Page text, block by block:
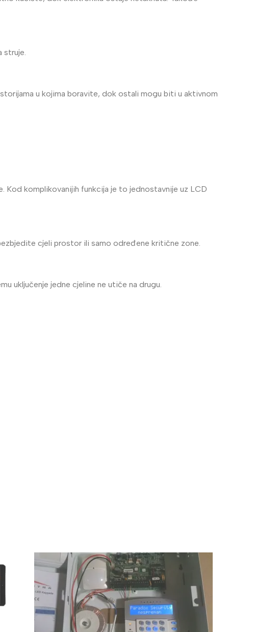
u kojima boravite, dok ostali mogu biti u aktivnom
Kod komplikovanijih funkcija je to jednostavnije uz LCD
cjeli prostor ili samo određene kritične zone.
uključenje jedne cjeline ne utiče na drugu.